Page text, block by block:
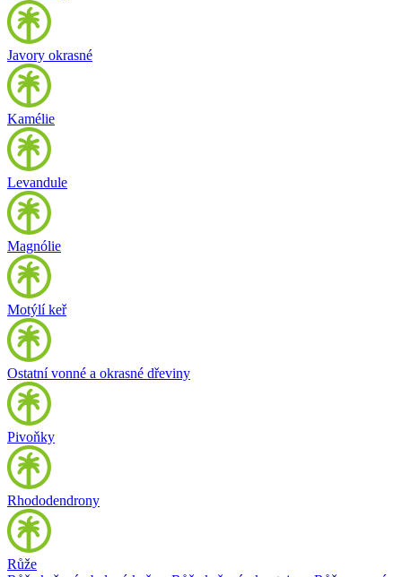
Javory okrasné
Kamélie
Levandule
Magnólie
Motýlí keř
Ostatní vonné a okrasné dřeviny
Pivoňky
Rhododendrony
Růže